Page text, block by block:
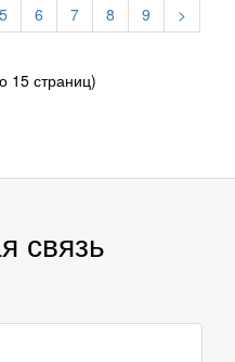
5 6 7 8 9
>
15 страниц)
связь